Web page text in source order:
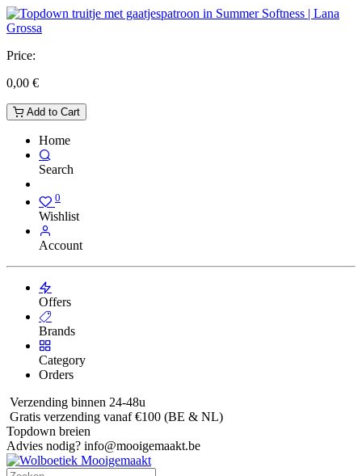
Price:
0,00 €
Add to Cart
Home
Search
0
Wishlist
Account
Offers
Brands
Category
Orders
Verzending binnen 24-48u
Gratis verzending vanaf €100 (BE & NL)
Topdown breien
Advies nodig? info@mooigemaakt.be